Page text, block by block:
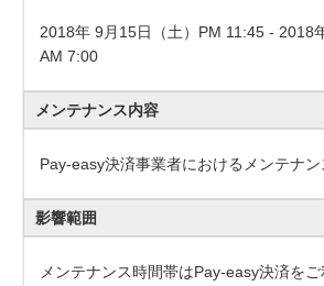
2018年 9月15日（土）PM 11:45 - 2018
AM 7:00
メンテナンス内容
Pay-easy決済事業者におけるメンテナ
影響範囲
メンテナンス時間帯はPay-easy決済を